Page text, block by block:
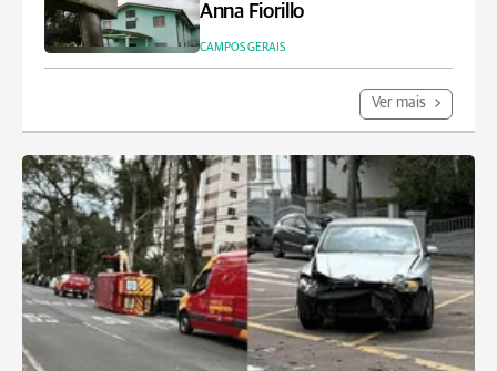
Anna Fiorillo
CAMPOS GERAIS
Ver mais